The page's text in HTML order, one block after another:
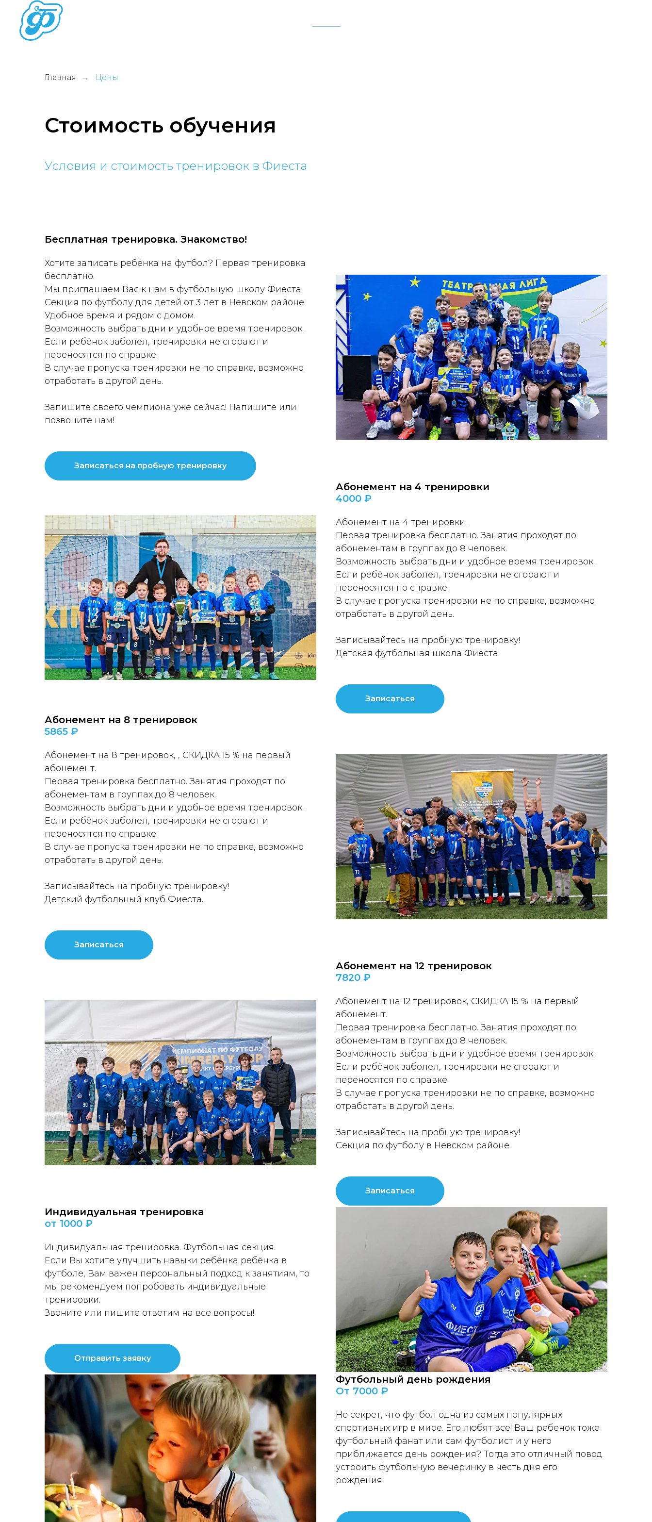
Главная → Цены
Стоимость обучения
Условия и стоимость тренировок в Фиеста
Бесплатная тренировка. Знакомство!
Хотите записать ребёнка на футбол? Первая тренировка
бесплатно.
Мы приглашаем Вас к нам в футбольную школу Фиеста.
Секция по футболу для детей от 3 лет в Невском районе.
Удобное время и рядом с домом.
Возможность выбрать дни и удобное время тренировок.
Если ребёнок заболел, тренировки не сгорают и
переносятся по справке.
В случае пропуска тренировки не по справке, возможно
отработать в другой день.
Запишите своего чемпиона уже сейчас! Напишите или
позвоните нам!
Записаться на пробную тренировку
Абонемент на 4 тренировки
4000 ₽
Абонемент на 4 тренировки.
Первая тренировка бесплатно. Занятия проходят по
абонементам в группах до 8 человек.
Возможность выбрать дни и удобное время тренировок.
Если ребёнок заболел, тренировки не сгорают и
переносятся по справке.
В случае пропуска тренировки не по справке, возможно
отработать в другой день.
Записывайтесь на пробную тренировку!
Детская футбольная школа Фиеста.
Записаться
Абонемент на 8 тренировок
5865 ₽
Абонемент на 8 тренировок, , СКИДКА 15 % на первый
абонемент.
Первая тренировка бесплатно. Занятия проходят по
абонементам в группах до 8 человек.
Возможность выбрать дни и удобное время тренировок.
Если ребёнок заболел, тренировки не сгорают и
переносятся по справке.
В случае пропуска тренировки не по справке, возможно
отработать в другой день.
Записывайтесь на пробную тренировку!
Детский футбольный клуб Фиеста.
Записаться
Абонемент на 12 тренировок
7820 ₽
Абонемент на 12 тренировок, СКИДКА 15 % на первый
абонемент.
Первая тренировка бесплатно. Занятия проходят по
абонементам в группах до 8 человек.
Возможность выбрать дни и удобное время тренировок.
Если ребёнок заболел, тренировки не сгорают и
переносятся по справке.
В случае пропуска тренировки не по справке, возможно
отработать в другой день.
Записывайтесь на пробную тренировку!
Секция по футболу в Невском районе.
Записаться
Индивидуальная тренировка
от 1000 ₽
Индивидуальная тренировка. Футбольная секция.
Если Вы хотите улучшить навыки ребёнка ребёнка в
футболе, Вам важен персональный подход к занятиям, то
мы рекомендуем попробовать индивидуальные
тренировки.
Звоните или пишите ответим на все вопросы!
Отправить заявку
Футбольный день рождения
От 7000 ₽
Не секрет, что футбол одна из самых популярных
спортивных игр в мире. Его любят все! Ваш ребенок тоже
футбольный фанат или сам футболист и у него
приближается день рождения? Тогда это отличный повод
устроить футбольную вечеринку в честь дня его
рождения!